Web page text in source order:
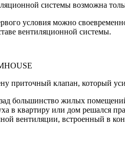
системы возможна
условия можно
вентиляционной системы.
приточный клапан, который
большинство жилых
в квартиру или дом решался
вентиляции, встроенный в